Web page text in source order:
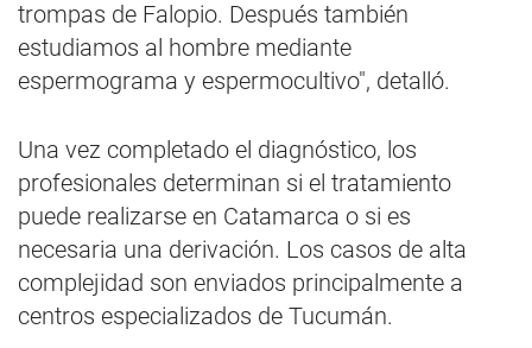
trompas de Falopio. Después también
estudiamos al hombre mediante
espermograma y espermocultivo", detalló.
Una vez completado el diagnóstico, los
profesionales determinan si el tratamiento
puede realizarse en Catamarca o si es
necesaria una derivación. Los casos de alta
complejidad son enviados principalmente a
centros especializados de Tucumán.